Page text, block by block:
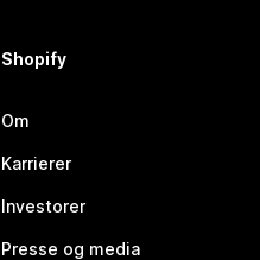
Shopify
Om
Karrierer
Investorer
Presse og media